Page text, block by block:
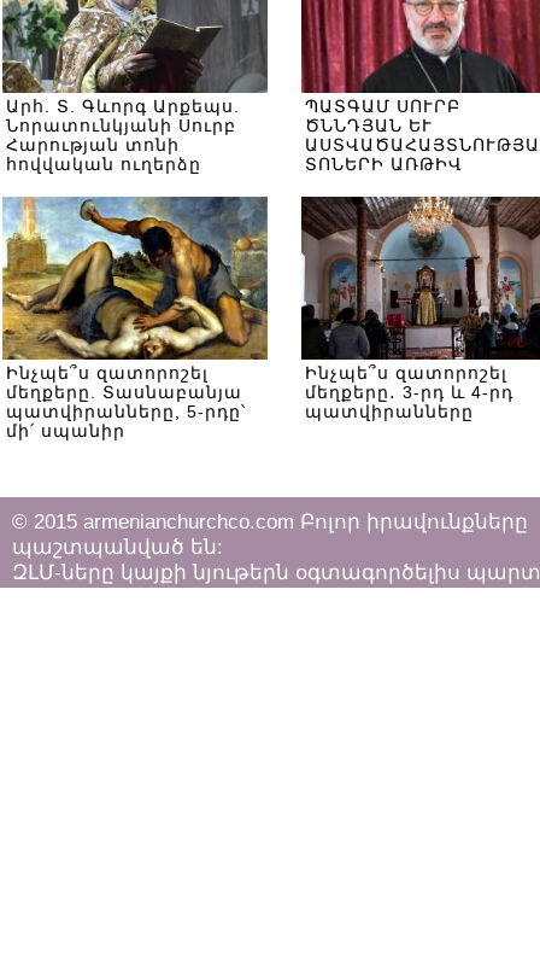
Արհ. Տ. Գևորգ Արքեպս.
Նորատունկյանի Սուրբ
Հարության տոնի
հովվական ուղերձը
ՊԱՏԳԱՄ ՍՈՒՐԲ
ԾՆՆԴՅԱՆ ԵՒ
ՏՈՆԵՐԻ ԱՌԹԻՎ
Ինչպե՞ս զատորոշել
մեղքերը. Տասնաբանյա
պատվիրանները, 5-րդը՝
մի՛ սպանիր
Ինչպե՞ս զատորոշել
մեղքերը․ 3-րդ և 4-րդ
պատվիրանները
© 2015 armenianchurchco.com Բոլոր իրավունքները
պաշտպանված են:
ԶԼՄ-ները կայքի նյութերն օգտագործելիս